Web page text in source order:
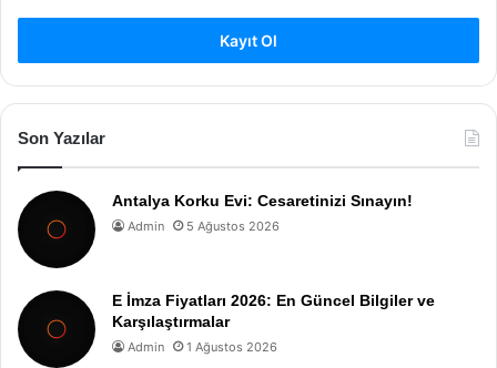
Kayıt Ol
Son Yazılar
Antalya Korku Evi: Cesaretinizi Sınayın!
Admin 5 Ağustos 2026
E İmza Fiyatları 2026: En Güncel Bilgiler ve
Karşılaştırmalar
Admin 1 Ağustos 2026